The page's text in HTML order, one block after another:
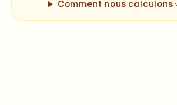
Comment nous calculons